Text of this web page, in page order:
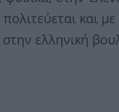
και
στην ελληνική